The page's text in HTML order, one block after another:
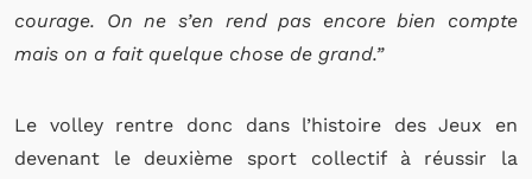
courage. On ne s’en rend pas encore bien compte
mais on a fait quelque chose de grand.”
Le volley rentre donc dans l’histoire des Jeux en
devenant le deuxième sport collectif à réussir la